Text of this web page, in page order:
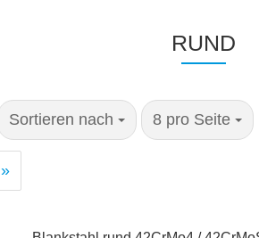
RUND
Sortieren nach 8 pro Seite
»